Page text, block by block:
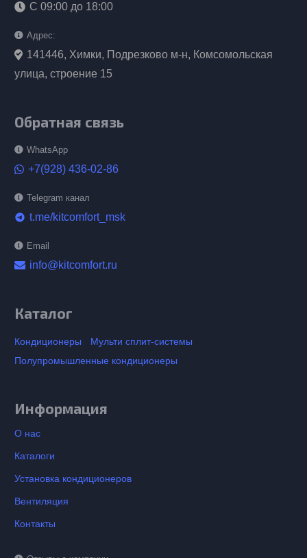
С 09:00 до 18:00
Адрес:
141446, Химки, Подрезково м-н, Комсомольская
улица, строение 15
Обратная связь
WhatsApp
+7(928) 436-02-86
Telegram канал
telegram t.me/kitcomfort_msk
Email
info@kitcomfort.ru
Каталог
Кондиционеры
Мульти сплит-системы
Полупромышленные кондиционеры
Информация
О нас
Каталоги
Установка кондиционеров
Вентиляция
Контакты